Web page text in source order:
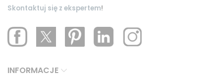
Skontaktuj się z ekspertem!
INFORMACJE